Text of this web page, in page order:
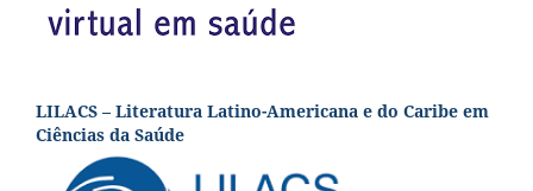
LILACS – Literatura Latino-Americana e do Caribe em
Ciências da Saúde